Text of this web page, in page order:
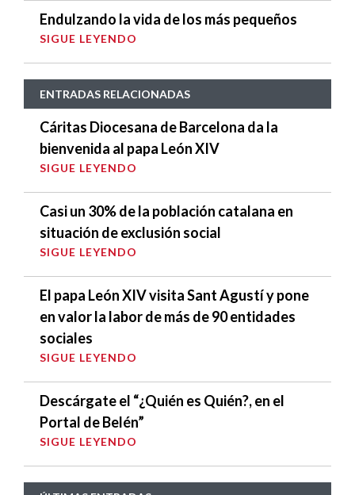
Endulzando la vida de los más pequeños
SIGUE LEYENDO
ENTRADAS RELACIONADAS
Cáritas Diocesana de Barcelona da la
bienvenida al papa León XIV
SIGUE LEYENDO
Casi un 30% de la población catalana en
situación de exclusión social
SIGUE LEYENDO
El papa León XIV visita Sant Agustí y pone
en valor la labor de más de 90 entidades
sociales
SIGUE LEYENDO
Descárgate el “¿Quién es Quién?, en el
Portal de Belén”
SIGUE LEYENDO